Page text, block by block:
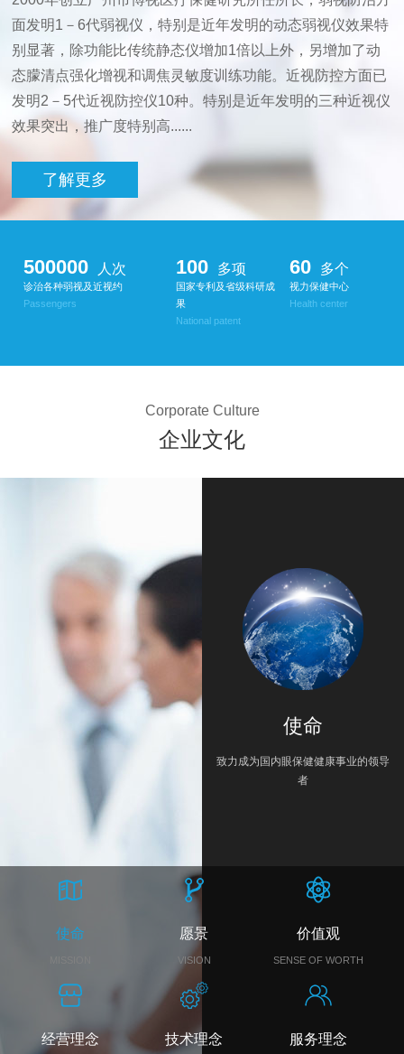
面发明1－6代弱视仪，特别是近年发明的动态弱视仪效果特
别显著，除功能比传统静态仪增加1倍以上外，另增加了动
态朦清点强化增视和调焦灵敏度训练功能。近视防控方面已
发明2－5代近视防控仪10种。特别是近年发明的三种近视仪
效果突出，推广度特别高......
了解更多
500000 人次
诊治各种弱视及近视约
Passengers
100 多项
国家专利及省级科研成
果
National patent
60 多个
视力保健中心
Health center
Corporate Culture
企业文化
使命 愿景
VISION
价值观
SENSE OF WORTH
经营理念 技术理念 服务理念
使命
致力成为国内眼保健健康事业的领导
者